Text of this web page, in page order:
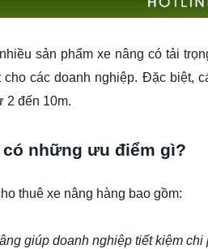
sản phẩm xe nâng có tải
các doanh nghiệp. Đặc biệt,
2 đến 10m.
những ưu điểm gì?
thuê xe nâng hàng bao gồm:
giúp doanh nghiệp tiết kiệm chi